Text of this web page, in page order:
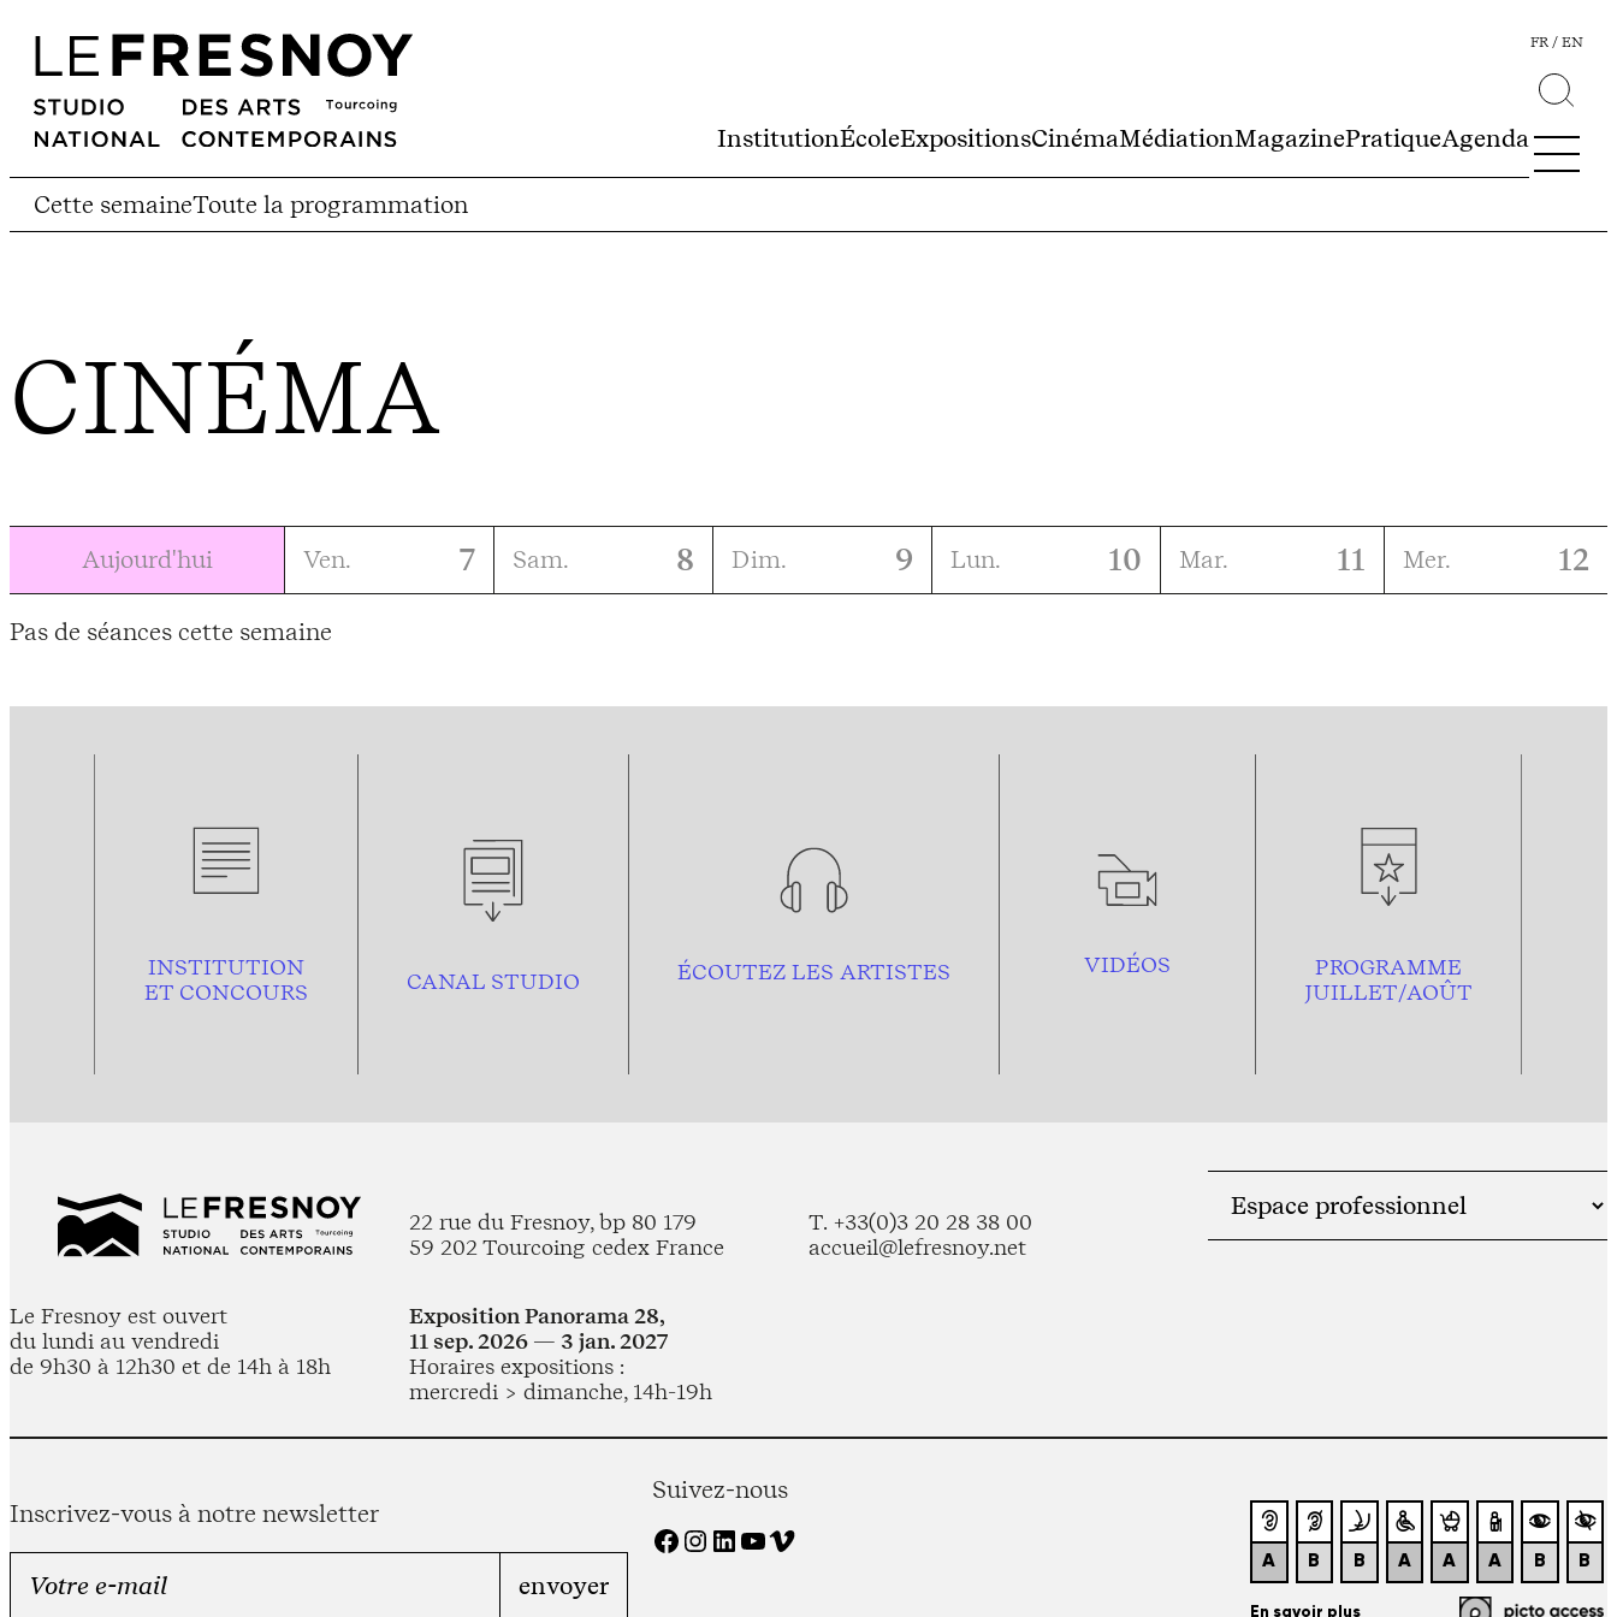
InstitutionÉcoleExpositionsCinémaMédiationMagazinePratiqueAgenda
FR EN
Cette semaineToute la programmation
CINÉMA
Aujourd'hui Ven. 7 Sam. 8 Dim. 9 Lun. 10 Mar. 11 Mer. 12
Pas de séances cette semaine
INSTITUTION
ET CONCOURS
CANAL STUDIO ÉCOUTEZ LES ARTISTES VIDÉOS
PROGRAMME
JUILLET/AOÛT
22 rue du Fresnoy, bp 80 179
59 202 Tourcoing cedex France
T. +33(0)3 20 28 38 00
accueil@lefresnoy.net
Le Fresnoy est ouvert
du lundi au vendredi
de 9h30 à 12h30 et de 14h à 18h
Exposition Panorama 28,
11 sep. 2026 — 3 jan. 2027
Horaires expositions :
mercredi > dimanche, 14h-19h
Inscrivez-vous à notre newsletter
Suivez-nous
Facebook Instagram LinkedIn YouTube Vimeo